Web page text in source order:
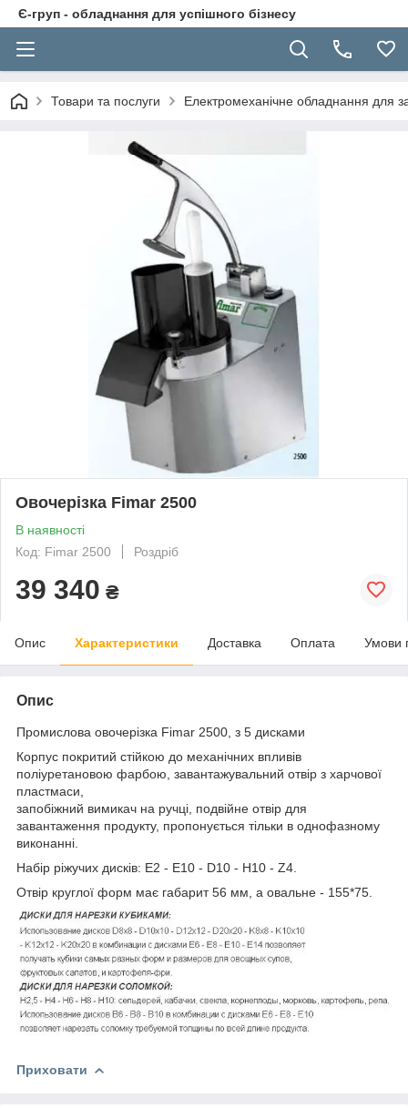
Є-груп - обладнання для успішного бізнесу
Товари та послуги Електромеханічне обладнання для
Овочерізка Fimar 2500
В наявності
Код: Fimar 2500
Роздріб
39 340 ₴
Опис Характеристики Доставка Оплата Умови
Опис
Промислова овочерізка Fimar 2500, з 5 дисками
Корпус покритий стійкою до механічних впливів
поліуретановою фарбою, завантажувальний отвір з харчової
пластмаси,
запобіжний вимикач на ручці, подвійне отвір для
завантаження продукту, пропонується тільки в однофазному
виконанні.
Набір ріжучих дисків: E2 - E10 - D10 - H10 - Z4.
Отвір круглої форм має габарит 56 мм, а овальне - 155*75.
Приховати